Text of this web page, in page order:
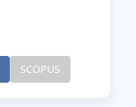
SCOPUS